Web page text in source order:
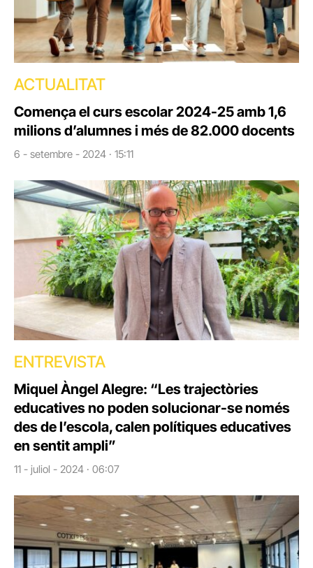
ACTUALITAT
Comença el curs escolar 2024-25 amb 1,6
milions d’alumnes i més de 82.000 docents
6 - setembre - 2024 · 15:11
ENTREVISTA
Miquel Àngel Alegre: “Les trajectòries
educatives no poden solucionar-se només
des de l’escola, calen polítiques educatives
en sentit ampli”
11 - juliol - 2024 · 06:07